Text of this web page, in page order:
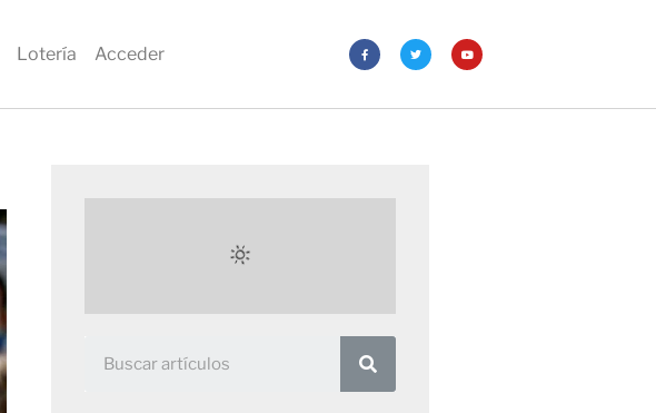
Lotería Acceder